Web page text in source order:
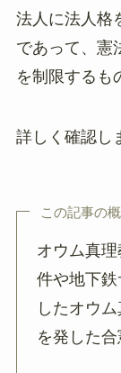
法人に法人格
であって、憲
を制限するも
詳しく確認し
この記事の
オウム真
件や地下
したオウ
を発した